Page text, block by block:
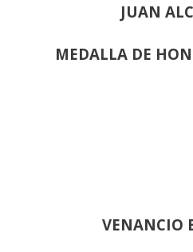
JUAN
MEDALLA DE
VENANCIO